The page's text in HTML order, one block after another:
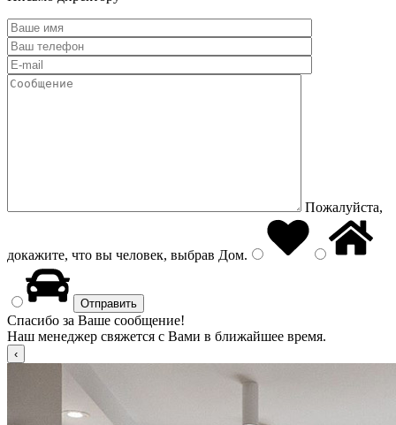
Пожалуйста,
докажите, что вы человек, выбрав Дом.
Спасибо за Ваше сообщение!
Наш менеджер свяжется с Вами в ближайшее время.